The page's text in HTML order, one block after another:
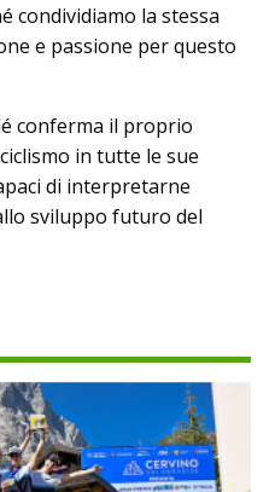
condividiamo la stessa
e passione per questo
conferma il proprio
in tutte le sue
di interpretarne
sviluppo futuro del